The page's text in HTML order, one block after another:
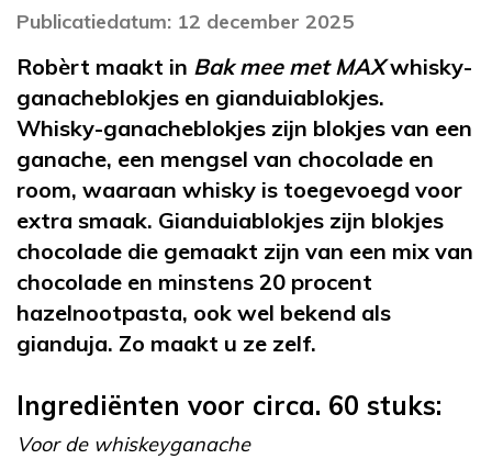
Publicatiedatum: 12 december 2025
Robèrt maakt in Bak mee met MAXwhisky-
ganacheblokjes en gianduiablokjes.
Whisky-ganacheblokjes zijn blokjes van een
ganache, een mengsel van chocolade en
room, waaraan whisky is toegevoegd voor
extra smaak. Gianduiablokjes zijn blokjes
chocolade die gemaakt zijn van een mix van
chocolade en minstens 20 procent
hazelnootpasta, ook wel bekend als
gianduja. Zo maakt u ze zelf.
Ingrediënten voor circa. 60 stuks:
Voor de whiskeyganache